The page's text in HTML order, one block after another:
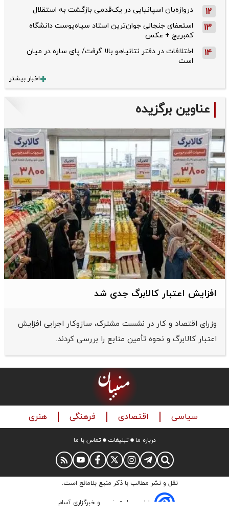
12 دروازه‌بان اسپانیایی در یک‌قدمی بازگشت به استقلال
13
استعفای جنجالی جوان‌ترین استاد سیاه‌پوست دانشگاه
کمبریج + عکس
14
اختلافات در دفتر نتانیاهو بالا گرفت/ پای ساره در میان
است
اخبار بیشتر
عناوین برگزیده
افزایش اعتبار کالابرگ جدی شد
وزرای اقتصاد و کار در نشست مشترک، سازوکار اجرایی افزایش
اعتبار کالابرگ و نحوه تأمین منابع را بررسی کردند.
سیاسی اقتصادی فرهنگی هنری
درباره ما تبلیغات تماس با ما
نقل و نشر مطالب با ذکر منبع بلامانع است.
طراحی سایت خبری و خبرگزاری آسام